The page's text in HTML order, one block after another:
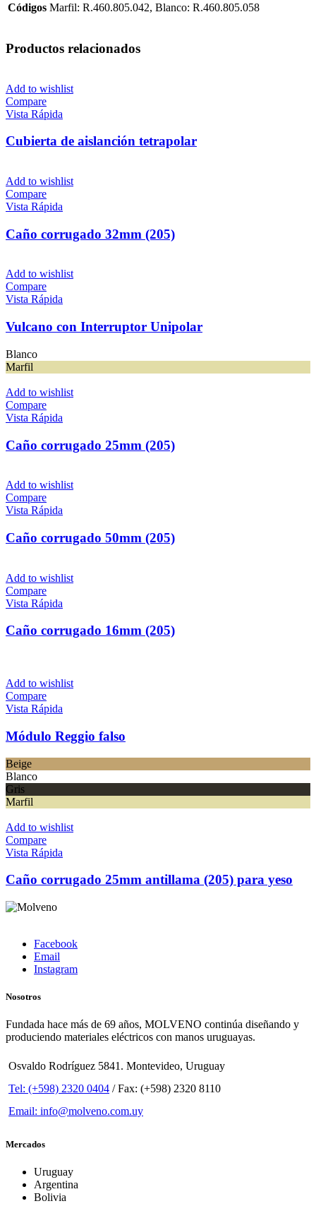
Códigos Marfil: R.460.805.042, Blanco: R.460.805.058
Productos relacionados
Add to wishlist
Compare
Vista Rápida
Cubierta de aislanción tetrapolar
Add to wishlist
Compare
Vista Rápida
Caño corrugado 32mm (205)
Add to wishlist
Compare
Vista Rápida
Vulcano con Interruptor Unipolar
Blanco
Marfil
Add to wishlist
Compare
Vista Rápida
Caño corrugado 25mm (205)
Add to wishlist
Compare
Vista Rápida
Caño corrugado 50mm (205)
Add to wishlist
Compare
Vista Rápida
Caño corrugado 16mm (205)
Add to wishlist
Compare
Vista Rápida
Módulo Reggio falso
Beige
Blanco
Gris
Marfil
Add to wishlist
Compare
Vista Rápida
Caño corrugado 25mm antillama (205) para yeso
Facebook
Email
Instagram
Nosotros
Fundada hace más de 69 años, MOLVENO continúa diseñando y
produciendo materiales eléctricos con manos uruguayas.
Osvaldo Rodríguez 5841. Montevideo, Uruguay
Tel: (+598) 2320 0404 / Fax: (+598) 2320 8110
Email: info@molveno.com.uy
Mercados
Uruguay
Argentina
Bolivia